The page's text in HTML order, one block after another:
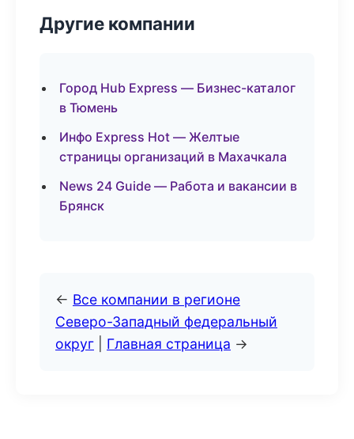
Другие компании
Город Hub Express — Бизнес-каталог
в Тюмень
Инфо Express Hot — Желтые
страницы организаций в Махачкала
News 24 Guide — Работа и вакансии в
Брянск
← Все компании в регионе
Северо-Западный федеральный
округ
Главная страница →